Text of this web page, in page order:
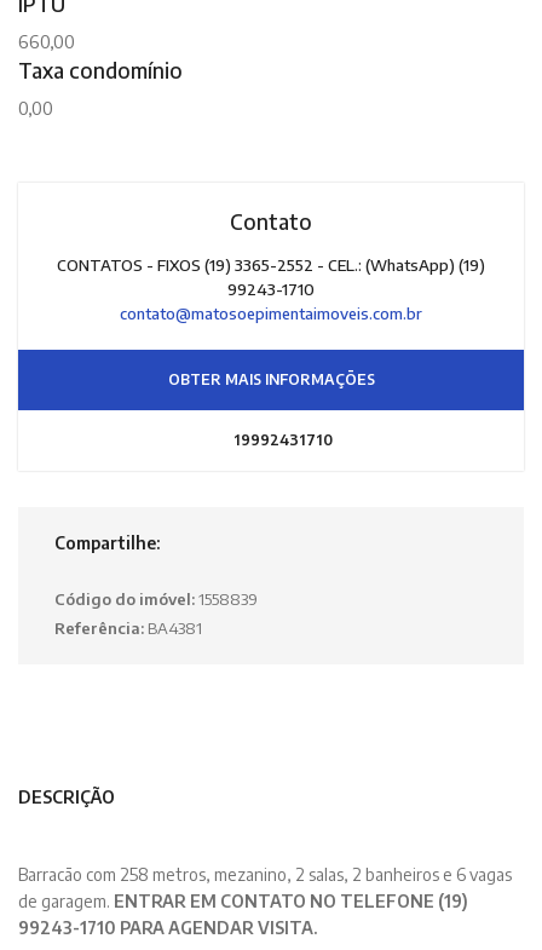
660,00
Taxa condomínio
0,00
Contato
CONTATOS - FIXOS (19) 3365-2552 - CEL.: (WhatsApp) (19)
99243-1710
contato@matosoepimentaimoveis.com.br
OBTER MAIS INFORMAÇÕES
19992431710
Compartilhe:
Código do imóvel:1558839
Referência: BA4381
DESCRIÇÃO
Barracão com 258 metros, mezanino, 2 salas, 2 banheiros e 6 vagas
de garagem. ENTRAR EM CONTATO NO TELEFONE (19)
99243-1710 PARA AGENDAR VISITA.